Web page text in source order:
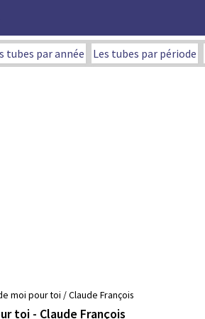
tubes par année Les tubes par période
moi pour toi / Claude François
toi - Claude François